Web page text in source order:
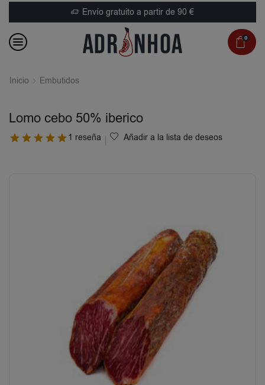
Envío gratuito a partir de 90 €
0
Inicio Embutidos
Lomo cebo 50% iberico
1 reseña Añadir a la lista de deseos